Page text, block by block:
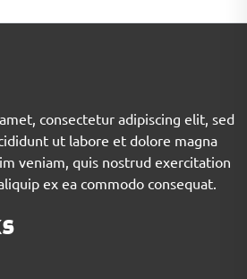
consectetur adipiscing elit, sed
ut labore et dolore magna
veniam, quis nostrud exercitation
ex ea commodo consequat.